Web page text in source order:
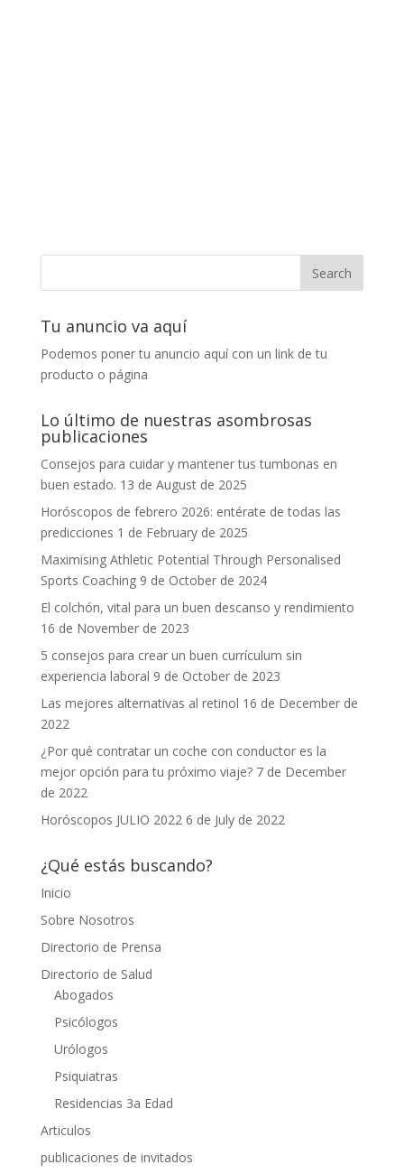
Tu anuncio va aquí
Podemos poner tu anuncio aquí con un link de tu
producto o página
Lo último de nuestras asombrosas
publicaciones
Consejos para cuidar y mantener tus tumbonas en
buen estado. 13 de August de 2025
Horóscopos de febrero 2026: entérate de todas las
predicciones 1 de February de 2025
Maximising Athletic Potential Through Personalised
Sports Coaching 9 de October de 2024
El colchón, vital para un buen descanso y rendimiento
16 de November de 2023
5 consejos para crear un buen currículum sin
experiencia laboral 9 de October de 2023
Las mejores alternativas al retinol 16 de December de
2022
¿Por qué contratar un coche con conductor es la
mejor opción para tu próximo viaje? 7 de December
de 2022
Horóscopos JULIO 2022 6 de July de 2022
¿Qué estás buscando?
Inicio
Sobre Nosotros
Directorio de Prensa
Directorio de Salud
Abogados
Psicólogos
Urólogos
Psiquiatras
Residencias 3a Edad
Articulos
publicaciones de invitados